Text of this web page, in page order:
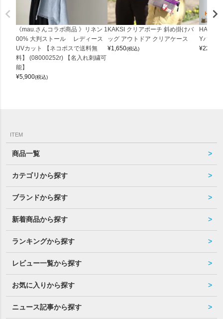
《mau.さんコラボ商品 》リネン 1
00% 大判ストール レディース
UVカット 【ネコポスで送料無
料】 (08000252r) 【名入れ刺繍可
能】
¥5,900(税込)
KAKSI クリアポーチ 斜め掛けバ
ッグ アウトドア クリアケース
¥1,650(税込)
Yバッグ
¥22,000
ITEM
商品一覧
カテゴリから探す
ブランドから探す
新着商品から探す
ランキングから探す
レビュー一覧から探す
お気に入りから探す
ニュース記事から探す